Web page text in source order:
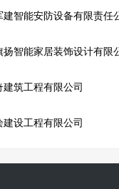
建智能安防设备有限责任
扬智能家居装饰设计有限
建筑工程有限公司
建设工程有限公司